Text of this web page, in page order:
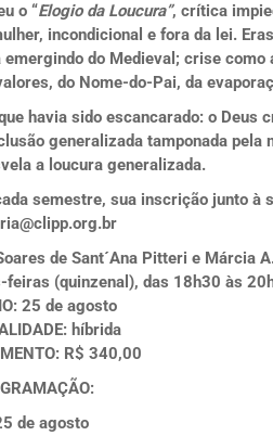
o “Elogio da Loucura”, crítica
incondicional e fora da lei.
do Medieval; crise
do Nome-do-Pai, da
havia sido escancarado: o Deus
generalizada tamponada
a loucura generalizada.
semestre, sua inscrição junto à
de Sant´Ana Pitteri e Márcia
feiras (quinzenal), das 18h30 às
: 25 de agosto
: híbrida
: R$ 340,00
de agosto